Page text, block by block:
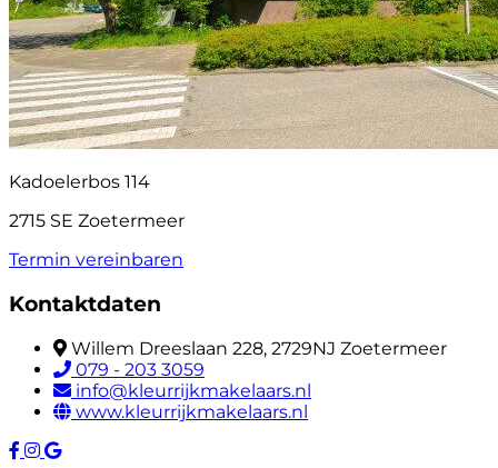
Kadoelerbos 114
2715 SE Zoetermeer
Termin vereinbaren
Kontaktdaten
Willem Dreeslaan 228, 2729NJ Zoetermeer
079 - 203 3059
info@kleurrijkmakelaars.nl
www.kleurrijkmakelaars.nl